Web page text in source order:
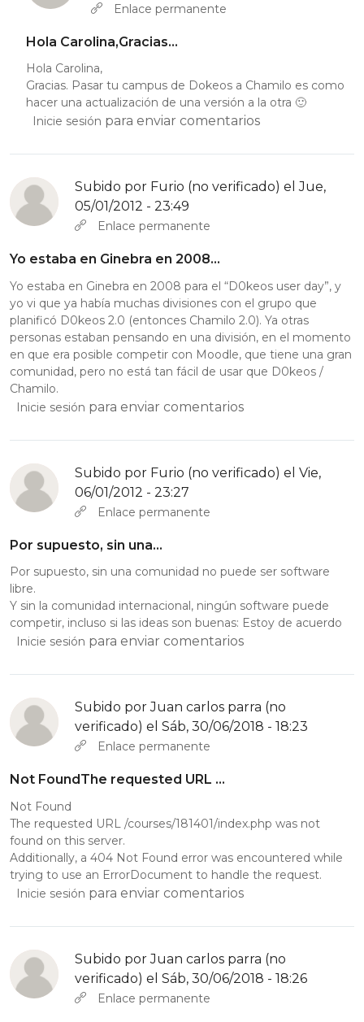
En respuesta a Hola Yannick, de casualidad…
Enlace permanente
Hola Carolina,Gracias…
Hola Carolina,
Gracias. Pasar tu campus de Dokeos a Chamilo es como
hacer una actualización de una versión a la otra 🙂
Inicie sesión para enviar comentarios
Subido por Furio (no verificado) el Jue,
05/01/2012 - 23:49
Enlace permanente
Yo estaba en Ginebra en 2008…
Yo estaba en Ginebra en 2008 para el “D0keos user day”, y
yo vi que ya había muchas divisiones con el grupo que
planificó D0keos 2.0 (entonces Chamilo 2.0). Ya otras
personas estaban pensando en una división, en el momento
en que era posible competir con Moodle, que tiene una gran
comunidad, pero no está tan fácil de usar que D0keos /
Chamilo.
Inicie sesión para enviar comentarios
Subido por Furio (no verificado) el Vie,
06/01/2012 - 23:27
Enlace permanente
Por supuesto, sin una…
Por supuesto, sin una comunidad no puede ser software
libre.
Y sin la comunidad internacional, ningún software puede
competir, incluso si las ideas son buenas: Estoy de acuerdo
Inicie sesión para enviar comentarios
Subido porJuan carlos parra (no
verificado) el Sáb, 30/06/2018 - 18:23
Enlace permanente
Not FoundThe requested URL …
Not Found
The requested URL /courses/181401/index.php was not
found on this server.
Additionally, a 404 Not Found error was encountered while
trying to use an ErrorDocument to handle the request.
Inicie sesión para enviar comentarios
Subido porJuan carlos parra (no
verificado) el Sáb, 30/06/2018 - 18:26
Enlace permanente